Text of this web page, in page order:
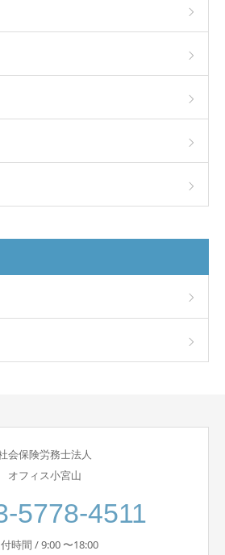
会保険労務士法人
オフィス小宮山
5778-4511
時間 / 9:00 〜18:00